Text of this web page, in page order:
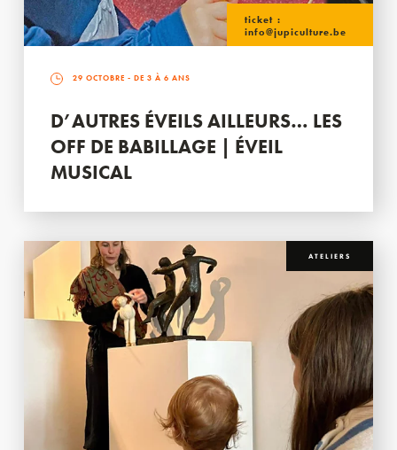
ticket :
info@jupiculture.be
29 OCTOBRE - DE 3 À 6 ANS
D’AUTRES ÉVEILS AILLEURS… LES
OFF DE BABILLAGE | ÉVEIL
MUSICAL
ATELIERS